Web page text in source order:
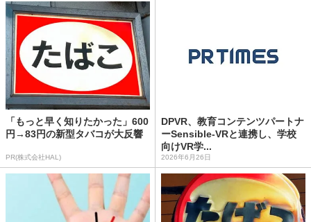
「もっと早く知りたかった」600
円→83円の新型タバコが大反響
PR(株式会社HAL)
DPVR、教育コンテンツパートナ
ーSensible-VRと連携し、学校
向けVR学...
2026年6月26日